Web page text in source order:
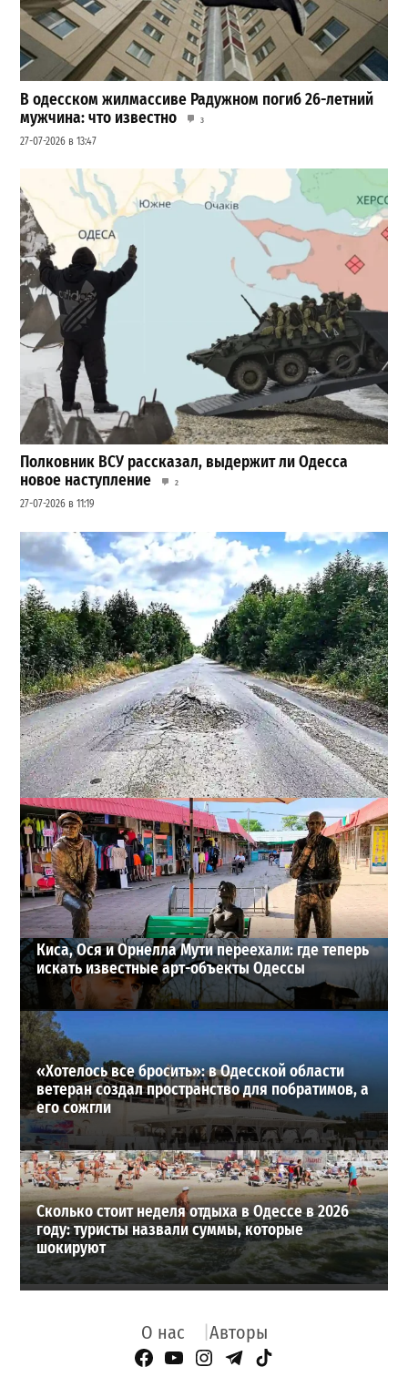
В одесском жилмассиве Радужном погиб 26-летний
мужчина: что известно
3
27-07-2026 в 13:47
Полковник ВСУ рассказал, выдержит ли Одесса
новое наступление
2
27-07-2026 в 11:19
Почему из сел Одесской области исчезли автобусы и
как теперь добираются люди
2
23-07-2026 в 14:36
ВИБОР РЕДАКЦИИ
Киса, Ося и Орнелла Мути переехали: где теперь
искать известные арт-объекты Одессы
«Хотелось все бросить»: в Одесской области
ветеран создал пространство для побратимов, а
его сожгли
Сколько стоит неделя отдыха в Одессе в 2026
году: туристы назвали суммы, которые
шокируют
О нас Авторы
Facebook Page
YouTube
Instagram
Telegram
TikTok